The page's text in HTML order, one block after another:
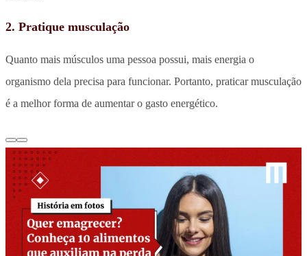
2. Pratique musculação
Quanto mais músculos uma pessoa possui, mais energia o
organismo dela precisa para funcionar. Portanto, praticar musculação
é a melhor forma de aumentar o gasto energético.